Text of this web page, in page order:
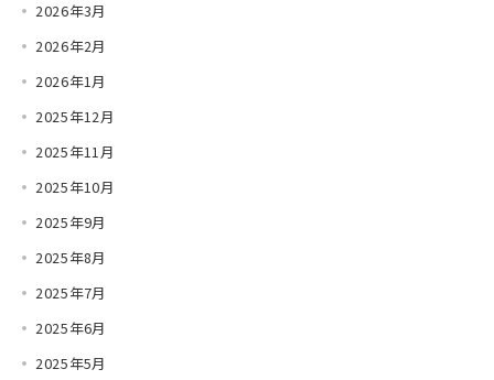
2026年3月
2026年2月
2026年1月
2025年12月
2025年11月
2025年10月
2025年9月
2025年8月
2025年7月
2025年6月
2025年5月